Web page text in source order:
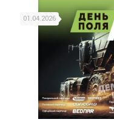
01.04.2026